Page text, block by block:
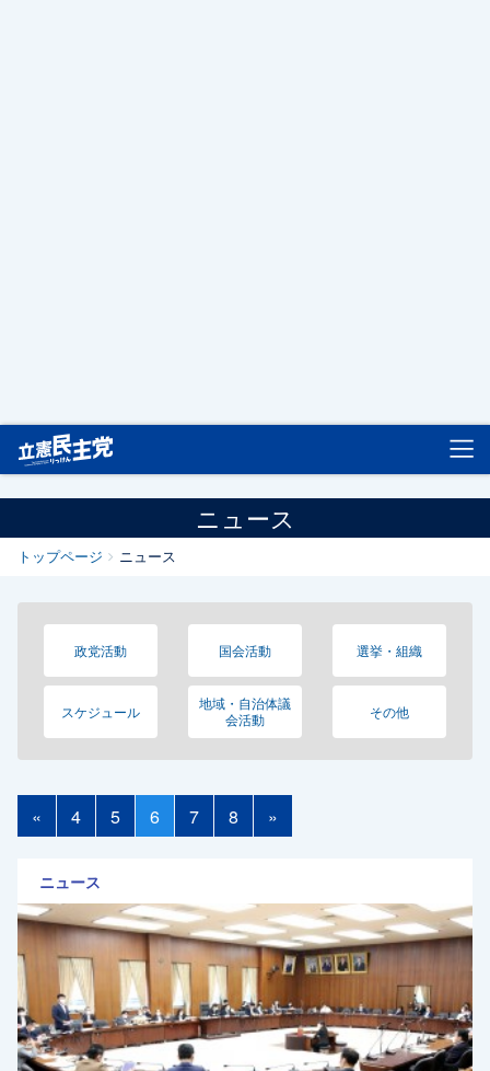
ニュース
トップページ ニュース
政党活動 国会活動 選挙・組織
スケジュール
地域・自治体議
会活動
その他
« 4 5 6 7 8 »
ニュース